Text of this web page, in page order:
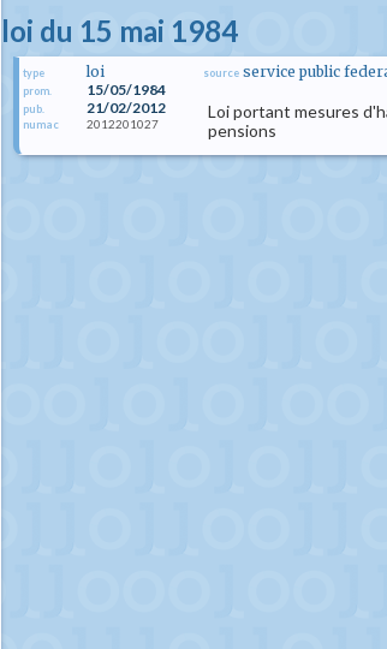
loi du 15 mai 1984
type loi
prom. 15/05/1984
pub. 21/02/2012
numac 2012201027
source service public
Loi portant mesures
pensions